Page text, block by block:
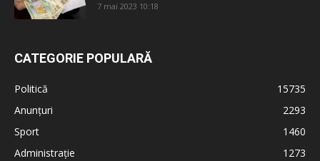
7 mai 2023 10:18
CATEGORIE POPULARĂ
Politică
15735
Anunțuri
2293
Sport
1460
Administrație
1273